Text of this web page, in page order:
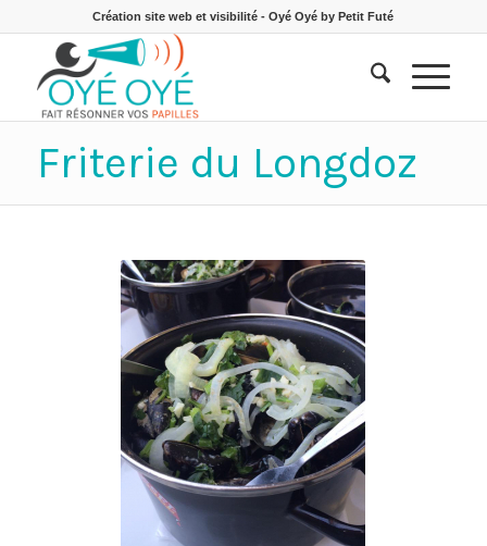
Création site web et visibilité - Oyé Oyé by Petit Futé
Friterie du Longdoz